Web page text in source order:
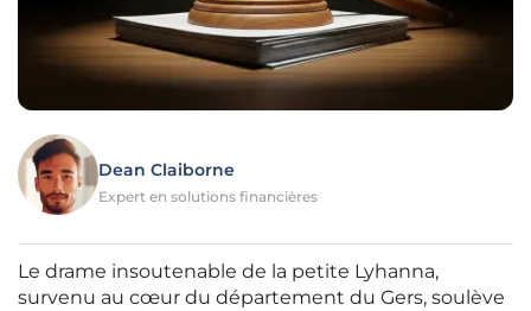
Dean Claiborne
Expert en solutions financières
Le drame insoutenable de la petite Lyhanna,
survenu au cœur du département du Gers, soulève